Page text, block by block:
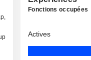
Fonctions occupées
Actives